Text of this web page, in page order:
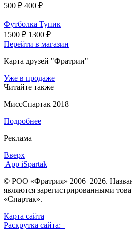
500 ₽ 400 ₽
Футболка Тупик
1500 ₽ 1300 ₽
Перейти в магазин
Карта друзей "Фратрии"
Уже в продаже
Читайте также
МиссСпартак 2018
Подробнее
Реклама
Вверх
App iSpartak
© РОО «Фратрия» 2006–2026.
являются зарегистрированными
«Спартак».
Карта сайта
Раскрутка сайта: